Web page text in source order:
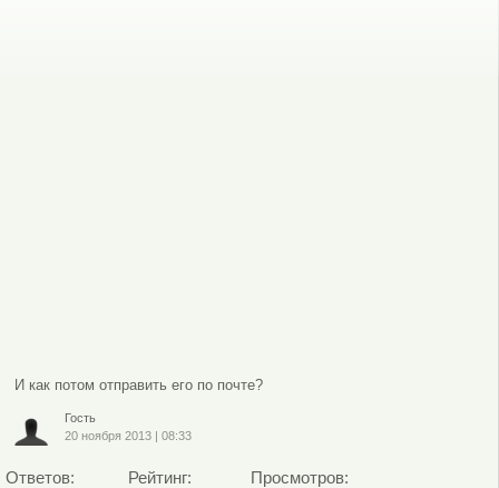
И как потом отправить его по почте?
Гость
20 ноября 2013| 08:33
Ответов: Рейтинг: Просмотров: